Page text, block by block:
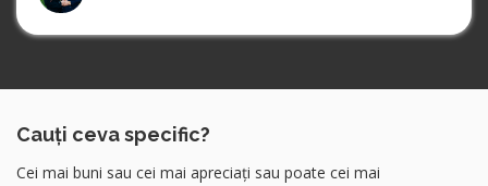
Cauți ceva specific?
Cei mai buni sau cei mai apreciați sau poate cei mai